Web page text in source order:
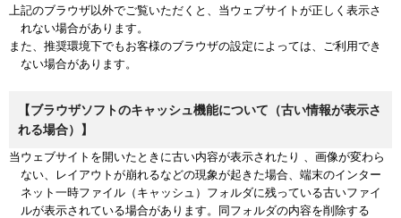
上記のブラウザ以外でご覧いただくと、当ウェブサイトが正しく表示さ
れない場合があります。
また、推奨環境下でもお客様のブラウザの設定によっては、ご利用でき
ない場合があります。
【ブラウザソフトのキャッシュ機能について（古い情報が表示さ
れる場合）】
当ウェブサイトを開いたときに古い内容が表示されたり 、画像が変わら
ない、レイアウトが崩れるなどの現象が起きた場合、端末のインター
ネット一時ファイル（キャッシュ）フォルダに残っている古いファイ
ルが表示されている場合があります。同フォルダの内容を削除する